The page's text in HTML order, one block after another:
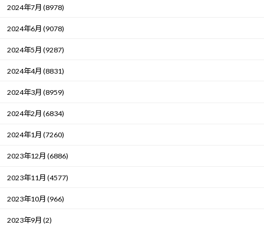
2024年7月 (8978)
2024年6月 (9078)
2024年5月 (9287)
2024年4月 (8831)
2024年3月 (8959)
2024年2月 (6834)
2024年1月 (7260)
2023年12月 (6886)
2023年11月 (4577)
2023年10月 (966)
2023年9月 (2)